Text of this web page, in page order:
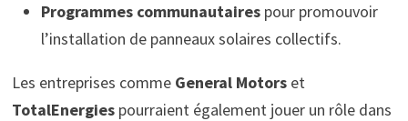
Programmes communautairespour promouvoir
l’installation de panneaux solaires collectifs.
Les entreprises comme General Motorset
TotalEnergiespourraient également jouer un rôle dans